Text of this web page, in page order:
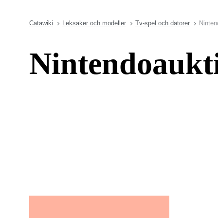
Catawiki Leksaker och modeller Tv-spel och datorer